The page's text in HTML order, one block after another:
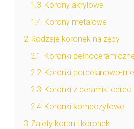
1.3 Korony akrylowe
1.4 Korony metalowe
2 Rodzaje koronek na zęby
2.1 Koronki pełnoceramiczne
2.2 Koronki porcelanowo-
2.3 Koronki z ceramiki cerec
2.4 Koronki kompozytowe
3 Zalety koron i koronek